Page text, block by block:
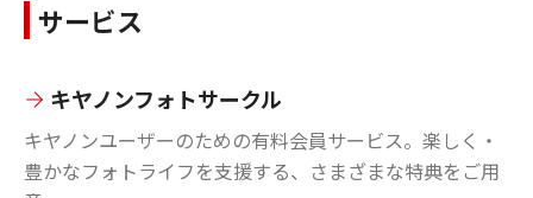
サービス
キヤノンフォトサークル
キヤノンユーザーのための有料会員サービス。楽しく・
豊かなフォトライフを支援する、さまざまな特典をご用